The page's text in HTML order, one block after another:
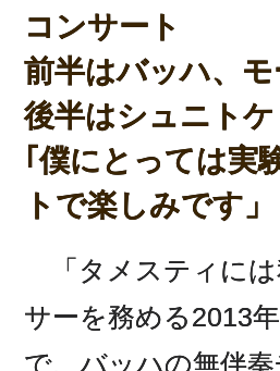
コンサート
前半はバッハ、モ
後半はシュニトケ
｢僕にとっては実
トで楽しみです」
「タメスティには
サーを務める2013
で、バッハの無伴